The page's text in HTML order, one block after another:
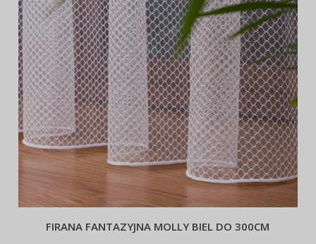
FIRANA FANTAZYJNA MOLLY BIEL DO 300CM